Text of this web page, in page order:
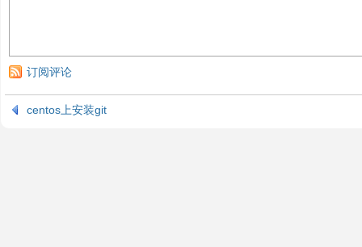
订阅评论
centos上安装git